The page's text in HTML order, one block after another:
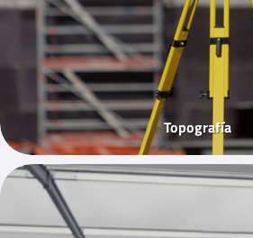
Topografía